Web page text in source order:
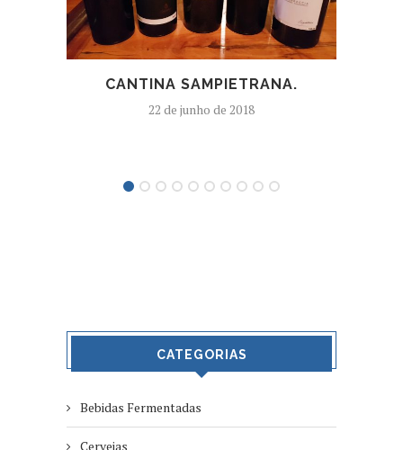
CANTINA SAMPIETRANA.
22 de junho de 2018
CATEGORIAS
Bebidas Fermentadas
Cervejas